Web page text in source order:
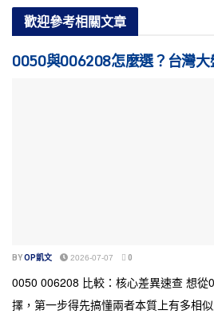
歡迎參考相關文章
0050與006208怎麼選？台灣大
BYOP凱文 2026-07-07 0
0050 006208 比較：核心差異速查 想
擇，第一步得先搞懂兩者本質上有多相